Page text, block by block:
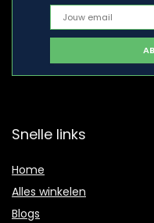
Snelle links
Home
Alles winkelen
Blogs